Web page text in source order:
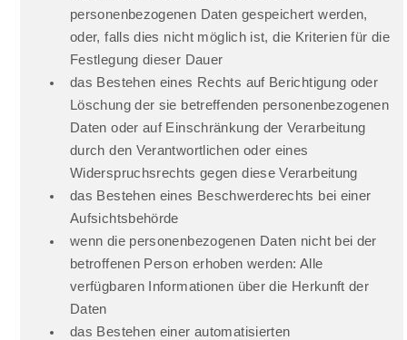
personenbezogenen Daten gespeichert werden,
oder, falls dies nicht möglich ist, die Kriterien für die
Festlegung dieser Dauer
das Bestehen eines Rechts auf Berichtigung oder
Löschung der sie betreffenden personenbezogenen
Daten oder auf Einschränkung der Verarbeitung
durch den Verantwortlichen oder eines
Widerspruchsrechts gegen diese Verarbeitung
das Bestehen eines Beschwerderechts bei einer
Aufsichtsbehörde
wenn die personenbezogenen Daten nicht bei der
betroffenen Person erhoben werden: Alle
verfügbaren Informationen über die Herkunft der
Daten
das Bestehen einer automatisierten